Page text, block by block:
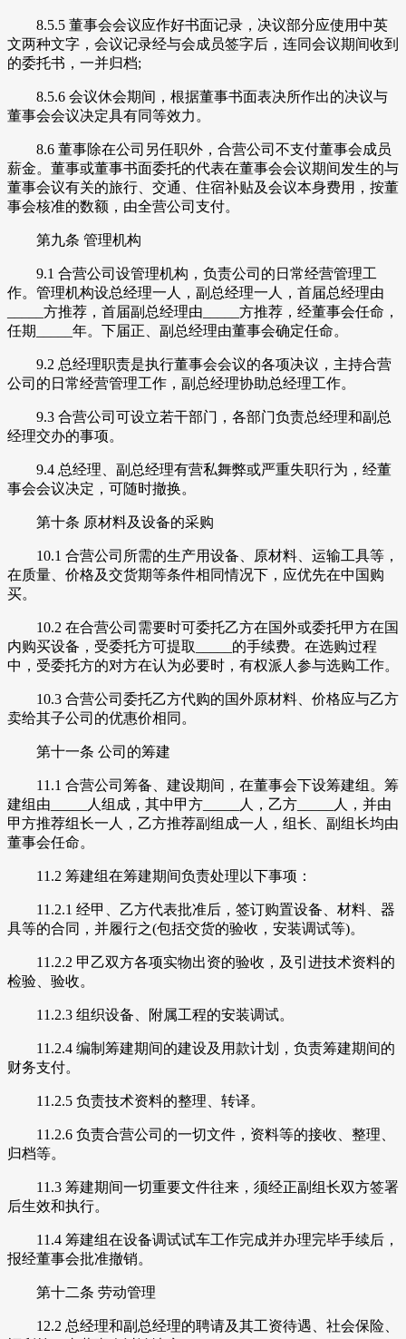
8.5.5 董事会会议应作好书面记录，决议部分应使用中英
文两种文字，会议记录经与会成员签字后，连同会议期间收到
的委托书，一并归档;
8.5.6 会议休会期间，根据董事书面表决所作出的决议与
董事会会议决定具有同等效力。
8.6 董事除在公司另任职外，合营公司不支付董事会成员
薪金。董事或董事书面委托的代表在董事会会议期间发生的与
董事会议有关的旅行、交通、住宿补贴及会议本身费用，按董
事会核准的数额，由全营公司支付。
第九条 管理机构
9.1 合营公司设管理机构，负责公司的日常经营管理工
作。管理机构设总经理一人，副总经理一人，首届总经理由
_____方推荐，首届副总经理由_____方推荐，经董事会任命，
任期_____年。下届正、副总经理由董事会确定任命。
9.2 总经理职责是执行董事会会议的各项决议，主持合营
公司的日常经营管理工作，副总经理协助总经理工作。
9.3 合营公司可设立若干部门，各部门负责总经理和副总
经理交办的事项。
9.4 总经理、副总经理有营私舞弊或严重失职行为，经董
事会会议决定，可随时撤换。
第十条 原材料及设备的采购
10.1 合营公司所需的生产用设备、原材料、运输工具等，
在质量、价格及交货期等条件相同情况下，应优先在中国购
买。
10.2 在合营公司需要时可委托乙方在国外或委托甲方在国
内购买设备，受委托方可提取_____的手续费。在选购过程
中，受委托方的对方在认为必要时，有权派人参与选购工作。
10.3 合营公司委托乙方代购的国外原材料、价格应与乙方
卖给其子公司的优惠价相同。
第十一条 公司的筹建
11.1 合营公司筹备、建设期间，在董事会下设筹建组。筹
建组由_____人组成，其中甲方_____人，乙方_____人，并由
甲方推荐组长一人，乙方推荐副组成一人，组长、副组长均由
董事会任命。
11.2 筹建组在筹建期间负责处理以下事项：
11.2.1 经甲、乙方代表批准后，签订购置设备、材料、器
具等的合同，并履行之(包括交货的验收，安装调试等)。
11.2.2 甲乙双方各项实物出资的验收，及引进技术资料的
检验、验收。
11.2.3 组织设备、附属工程的安装调试。
11.2.4 编制筹建期间的建设及用款计划，负责筹建期间的
财务支付。
11.2.5 负责技术资料的整理、转译。
11.2.6 负责合营公司的一切文件，资料等的接收、整理、
归档等。
11.3 筹建期间一切重要文件往来，须经正副组长双方签署
后生效和执行。
11.4 筹建组在设备调试试车工作完成并办理完毕手续后，
报经董事会批准撤销。
第十二条 劳动管理
12.2 总经理和副总经理的聘请及其工资待遇、社会保险、